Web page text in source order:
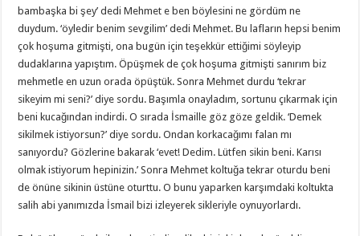
bambaşka bi şey’ dedi Mehmet e ben böylesini ne gördüm ne
duydum. ‘öyledir benim sevgilim’ dedi Mehmet. Bu lafların hepsi benim
çok hoşuma gitmişti, ona bugün için teşekkür ettiğimi söyleyip
dudaklarına yapıştım. Öpüşmek de çok hoşuma gitmişti sanırım biz
mehmetle en uzun orada öpüştük. Sonra Mehmet durdu ‘tekrar
sikeyim mi seni?’ diye sordu. Başımla onayladım, sortunu çıkarmak için
beni kucağından indirdi. O sırada İsmaille göz göze geldik. ‘Demek
sikilmek istiyorsun?’ diye sordu. Ondan korkacağımı falan mı
sanıyordu? Gözlerine bakarak ‘evet! Dedim. Lütfen sikin beni. Karısı
olmak istiyorum hepinizin.’ Sonra Mehmet koltuğa tekrar oturdu beni
de önüne sikinin üstüne oturttu. O bunu yaparken karşımdaki koltukta
salih abi yanımızda İsmail bizi izleyerek sikleriyle oynuyorlardı.